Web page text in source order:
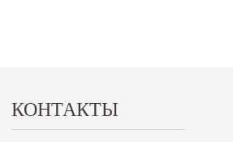
КОНТАКТЫ